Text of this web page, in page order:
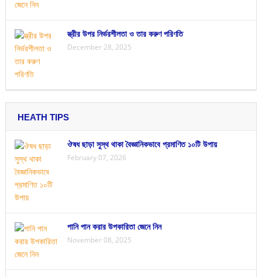
স্ত্রীর উপর নির্ভরশীলতা ও তার করুণ পরিণতি
December 28, 2025
HEATH TIPS
ঔষধ ছাড়া সুস্থ থাকা বৈজ্ঞানিকভাবে প্রমাণিত ১০টি উপায়
February 07, 2026
পানি পান করার উপকারিতা জেনে নিন
November 08, 2025